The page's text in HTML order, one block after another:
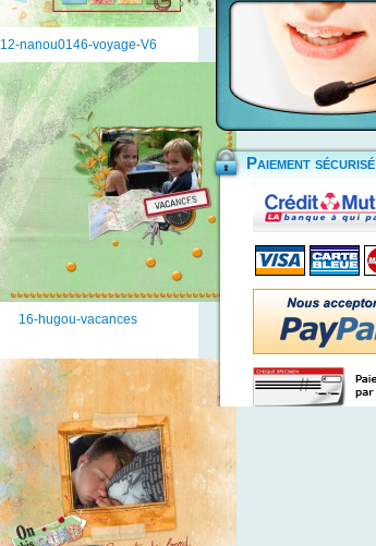
12-nanou0146-voyage-V6
16-hugou-vacances
Paiement sécurisé